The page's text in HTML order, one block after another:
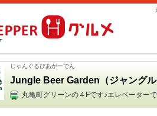
じゃんぐるびあがーでん
Jungle Beer Garden（ジャング
丸亀町グリーンの４Fです♪エレベーター